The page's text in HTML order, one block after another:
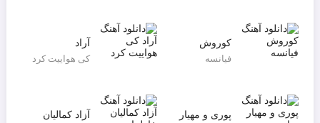
کوروش
فیانسه
آراد
کی هواییت کرد
پوری و مهیار
آزاد کمالیان